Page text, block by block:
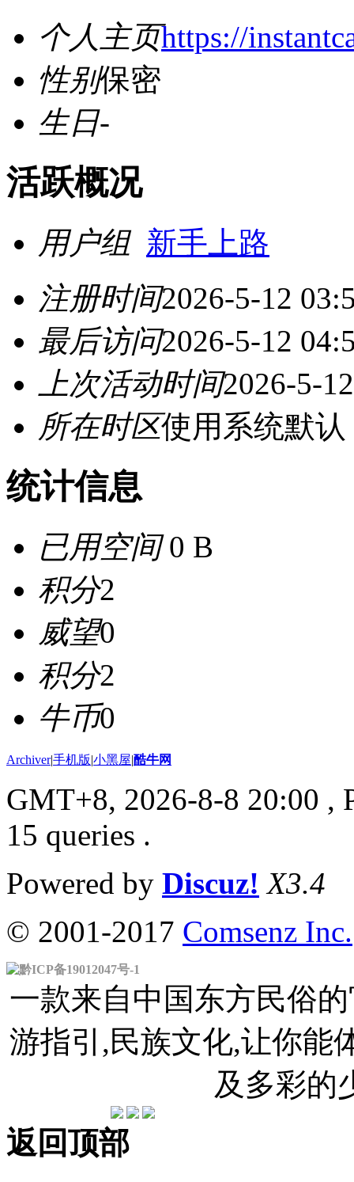
个人主页https://
性别保密
生日-
活跃概况
用户组 新手上路
注册时间2026-5-12
最后访问2026-5-12
上次活动时间2026-5-
所在时区使用系统默认
统计信息
已用空间0 B
积分2
威望0
积分2
牛币0
Archiver|手机版|小黑屋|酷牛网
GMT+8, 2026-8-8 20:00 ,
15 queries .
Powered by Discuz! X3.4
© 2001-2017 Comsenz Inc.
黔ICP备19012047号-1
一款来自中国东方民俗
游指引,民族文化,让你能
及多彩的
返回顶部